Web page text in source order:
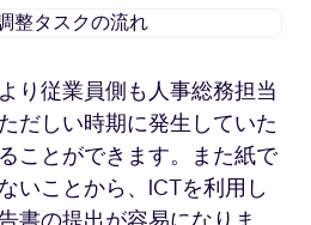
年
調
整
タ
ス
ク
の
り従業員側も人事総務担当
だしい時期に発生していた
ことができます。また紙で
いことから、ICTを利用し